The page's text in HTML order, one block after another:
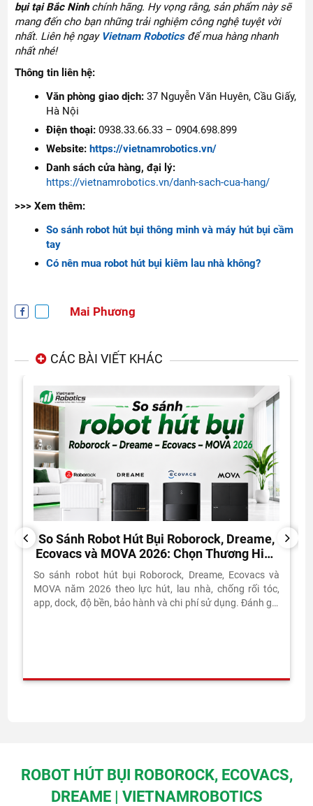
bụi tại Bắc Ninh chính hãng. Hy vọng rằng, sản phẩm này sẽ
mang đến cho bạn những trải nghiệm công nghệ tuyệt vời
nhất. Liên hệ ngay Vietnam Roboticsđể mua hàng nhanh
nhất nhé!
Thông tin liên hệ:
Văn phòng giao dịch: 37 Nguyễn Văn Huyên, Cầu Giấy,
Hà Nội
Điện thoại: 0938.33.66.33 – 0904.698.899
Website:https://vietnamrobotics.vn/
Danh sách cửa hàng, đại lý:
https://vietnamrobotics.vn/danh-sach-cua-hang/
>>> Xem thêm:
So sánh robot hút bụi thông minh và máy hút bụi cầm
tay
Có nên mua robot hút bụi kiêm lau nhà không?
Mai Phương
CÁC BÀI VIẾT KHÁC
PREVIOUS
So Sánh Robot Hút Bụi Roborock, Dreame,
Ecovacs và MOVA 2026: Chọn Thương Hiệu
Nào?
So sánh robot hút bụi Roborock, Dreame, Ecovacs và
MOVA năm 2026 theo lực hút, lau nhà, chống rối tóc,
app, dock, độ bền, bảo hành và chi phí sử dụng. Đánh giá
NEXT
ROBOT HÚT BỤI ROBOROCK, ECOVACS,
DREAME | VIETNAMROBOTICS